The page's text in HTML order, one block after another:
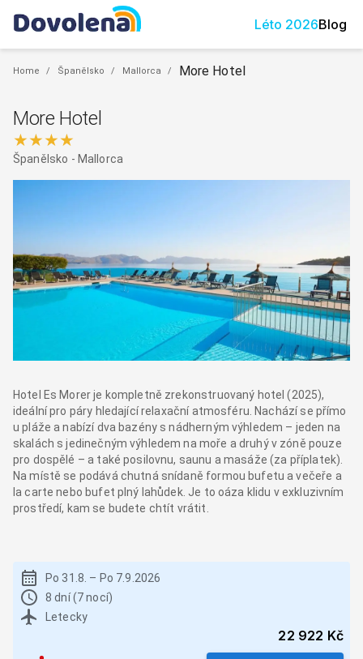
Léto 2026Blog
Home / Španělsko / Mallorca / More Hotel
More Hotel
★★★★
Španělsko - Mallorca
Hotel Es Morer je kompletně zrekonstruovaný hotel (2025),
ideální pro páry hledající relaxační atmosféru. Nachází se přímo
u pláže a nabízí dva bazény s nádherným výhledem – jeden na
skalách s jedinečným výhledem na moře a druhý v zóně pouze
pro dospělé – a také posilovnu, saunu a masáže (za příplatek).
Na místě se podává chutná snídaně formou bufetu a večeře a
la carte nebo bufet plný lahůdek. Je to oáza klidu v exkluzivním
prostředí, kam se budete chtít vrátit.
Po 31.8. – Po 7.9.2026
8 dní (7 nocí)
Letecky
22 922 Kč